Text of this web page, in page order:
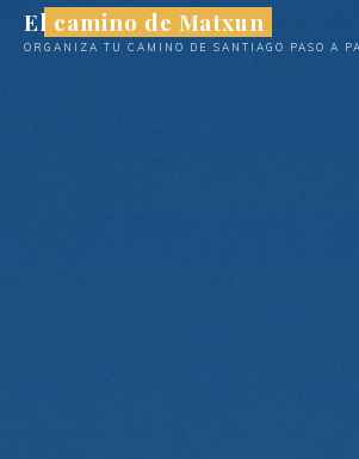
SaltarEl camino de Matxun
ORGANIZA TU CAMINO DE SANTIAGO PASO A